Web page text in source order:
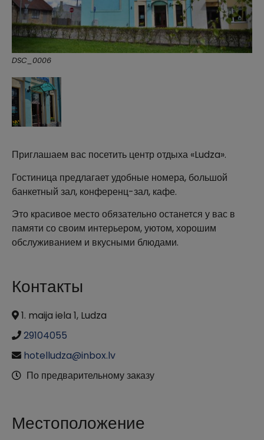
DSC_0006
Приглашаем вас посетить центр отдыха «Ludza».
Гостиница предлагает удобные номера, большой
банкетный зал, конференц-зал, кафе.
Это красивое место обязательно останется у вас в
памяти со своим интерьером, уютом, хорошим
обслуживанием и вкусными блюдами.
Контакты
1. maija iela 1, Ludza
29104055
hotelludza@inbox.lv
По предварительному заказу
Местоположение